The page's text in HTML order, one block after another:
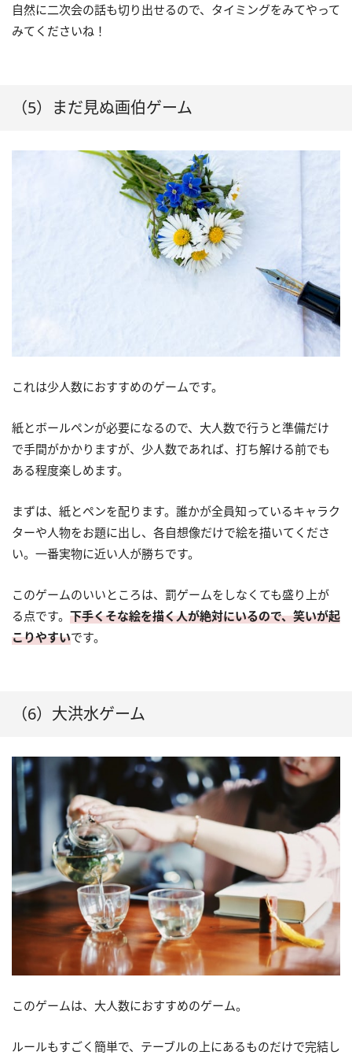
自然に二次会の話も切り出せるので、タイミングをみてやって
みてくださいね！
（5）まだ見ぬ画伯ゲーム
これは少人数におすすめのゲームです。
紙とボールペンが必要になるので、大人数で行うと準備だけ
で手間がかかりますが、少人数であれば、打ち解ける前でも
ある程度楽しめます。
まずは、紙とペンを配ります。誰かが全員知っているキャラク
ターや人物をお題に出し、各自想像だけで絵を描いてくださ
い。一番実物に近い人が勝ちです。
このゲームのいいところは、罰ゲームをしなくても盛り上が
る点です。 下手くそな絵を描く人が絶対にいるので、笑いが起
こりやすいです。
（6）大洪水ゲーム
このゲームは、大人数におすすめのゲーム。
ルールもすごく簡単で、テーブルの上にあるものだけで完結し